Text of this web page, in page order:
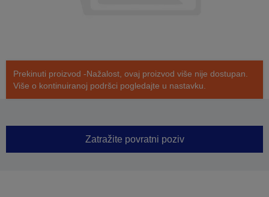
Prekinuti proizvod -Nažalost, ovaj proizvod više nije dostupan.
Više o kontinuiranoj podršci pogledajte u nastavku.
Zatražite povratni poziv